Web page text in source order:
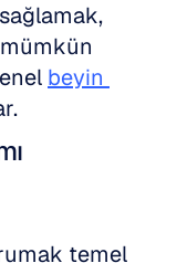
mümkün
beyin
temel